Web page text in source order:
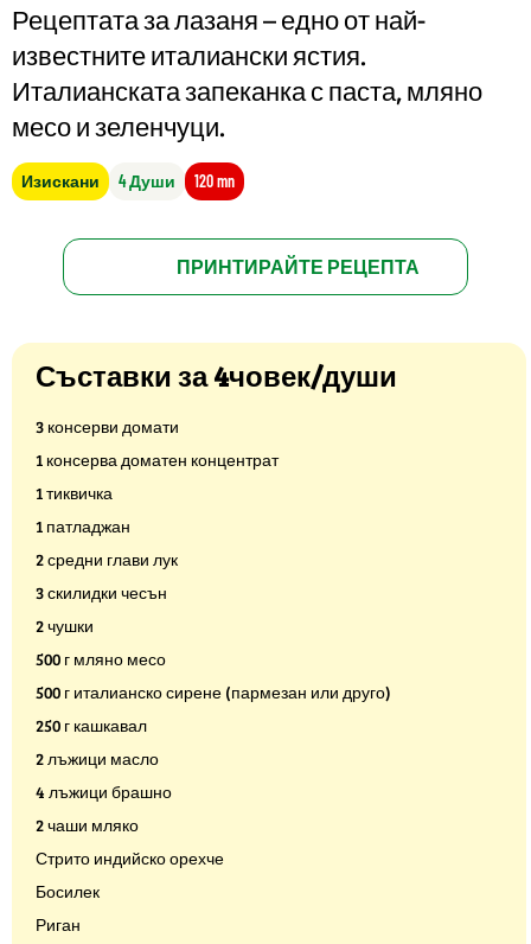
Рецептата за лазаня – едно от най-
известните италиански ястия.
Италианската запеканка с паста, мляно
месо и зеленчуци.
Изискани 4 Души 120 mn
ПРИНТИРАЙТЕ РЕЦЕПТА
Съставки за 4човек/души
3 консерви домати
1 консерва доматен концентрат
1 тиквичка
1 патладжан
2 средни глави лук
3 скилидки чесън
2 чушки
500 г мляно месо
500 г италианско сирене (пармезан или друго)
250 г кашкавал
2 лъжици масло
4 лъжици брашно
2 чаши мляко
Стрито индийско орехче
Босилек
Риган